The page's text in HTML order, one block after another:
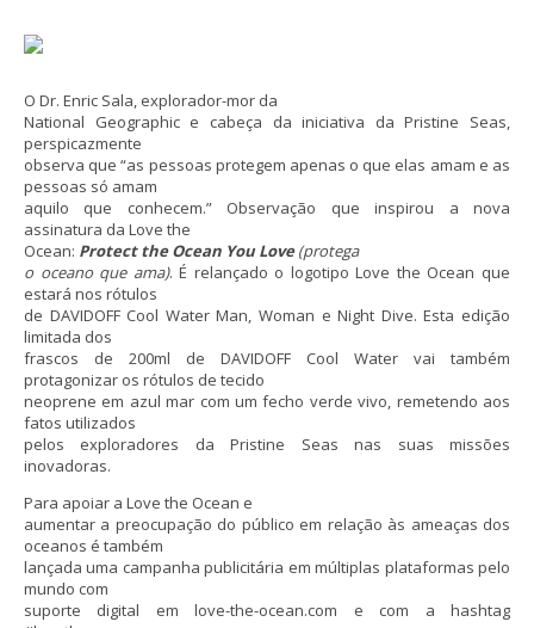
O Dr. Enric Sala, explorador-mor da
National Geographic e cabeça da iniciativa da Pristine Seas,
perspicazmente
observa que “as pessoas protegem apenas o que elas amam e as
pessoas só amam
aquilo que conhecem.” Observação que inspirou a nova
assinatura da Love the
Ocean: Protect the Ocean You Love(protega
o oceano que ama). É relançado o logotipo Love the Ocean que
estará nos rótulos
de DAVIDOFF Cool Water Man, Woman e Night Dive. Esta edição
limitada dos
frascos de 200ml de DAVIDOFF Cool Water vai também
protagonizar os rótulos de tecido
neoprene em azul mar com um fecho verde vivo, remetendo aos
fatos utilizados
pelos exploradores da Pristine Seas nas suas missões
inovadoras.
Para apoiar a Love the Ocean e
aumentar a preocupação do público em relação às ameaças dos
oceanos é também
lançada uma campanha publicitária em múltiplas plataformas pelo
mundo com
suporte digital em love-the-ocean.com e com a hashtag